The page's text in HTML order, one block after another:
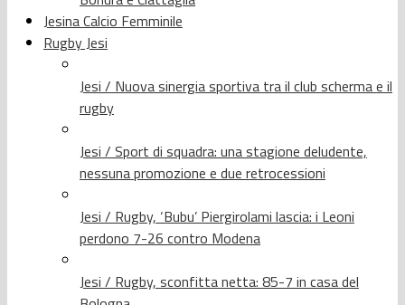
Jesina Calcio Femminile
Rugby Jesi
Jesi / Nuova sinergia sportiva tra il club scherma e il
rugby
Jesi / Sport di squadra: una stagione deludente,
nessuna promozione e due retrocessioni
Jesi / Rugby, ‘Bubu’ Piergirolami lascia: i Leoni
perdono 7-26 contro Modena
Jesi / Rugby, sconfitta netta: 85-7 in casa del